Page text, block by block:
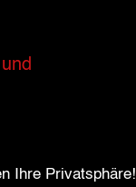
Ihre Privatsphäre!